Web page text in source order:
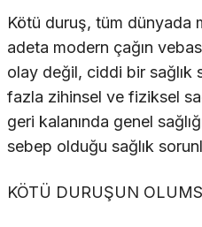
Kötü duruş, tüm dünyada
adeta modern çağın
olay değil, ciddi bir
fazla zihinsel ve fiziksel
geri kalanında genel
sebep olduğu sağlık
KÖTÜ DURUŞUN